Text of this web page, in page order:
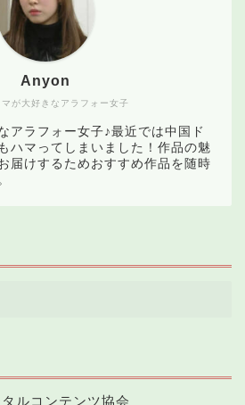
が大好きなアラフォー女子
Anyon
アラフォー女子♪最近では中国ド
ハマってしまいました！作品の魅
届けするためおすすめ作品を随時
ルコンテンツ協会